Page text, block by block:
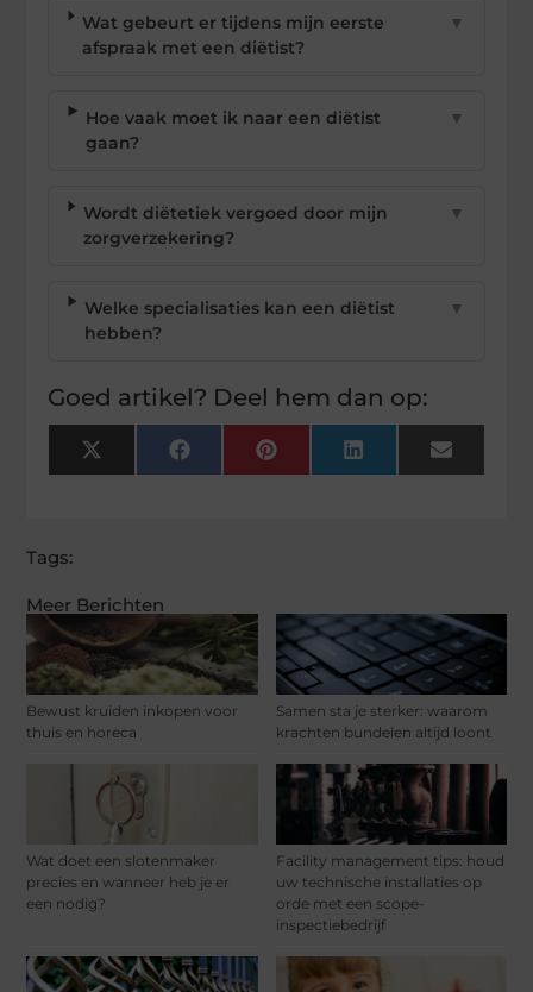
Meer Berichten
Bewust kruiden inkopen voor
thuis en horeca
Samen sta je sterker: waarom
krachten bundelen altijd loont
Wat doet een slotenmaker
precies en wanneer heb je er
een nodig?
Facility management tips: houd
uw technische installaties op
orde met een scope-
inspectiebedrijf
Wat gebeurt er tijdens mijn eerste
afspraak met een diëtist?
▼
Hoe vaak moet ik naar een diëtist
gaan?
▼
Wordt diëtetiek vergoed door mijn
zorgverzekering?
▼
Welke specialisaties kan een diëtist
hebben?
▼
Goed artikel? Deel hem dan op:
X
(Twitter)
FacebookPinterest LinkedIn Email
Tags: